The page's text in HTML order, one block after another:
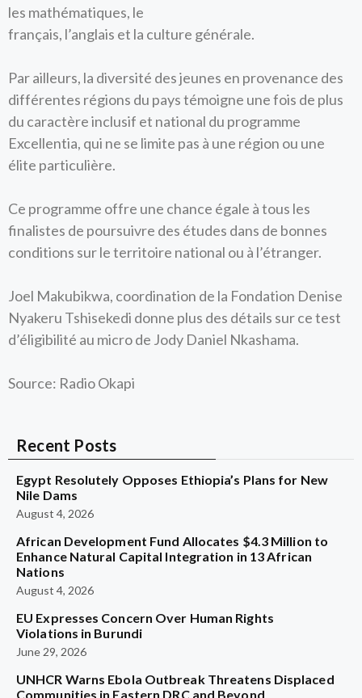
les mathématiques, le
français, l’anglais et la culture générale.
Par ailleurs, la diversité des jeunes en provenance des
différentes régions du pays témoigne une fois de plus
du caractère inclusif et national du programme
Excellentia, qui ne se limite pas à une région ou une
élite particulière.
Ce programme offre une chance égale à tous les
finalistes de poursuivre des études dans de bonnes
conditions sur le territoire national ou à l’étranger.
Joel Makubikwa, coordination de la Fondation Denise
Nyakeru Tshisekedi donne plus des détails sur ce test
d’éligibilité au micro de Jody Daniel Nkashama.
Source: Radio Okapi
Recent Posts
Egypt Resolutely Opposes Ethiopia’s Plans for New
Nile Dams
August 4, 2026
African Development Fund Allocates $4.3 Million to
Enhance Natural Capital Integration in 13 African
Nations
August 4, 2026
EU Expresses Concern Over Human Rights
Violations in Burundi
June 29, 2026
UNHCR Warns Ebola Outbreak Threatens Displaced
Communities in Eastern DRC and Beyond